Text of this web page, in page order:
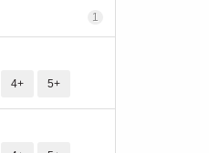
1
4+ 5+